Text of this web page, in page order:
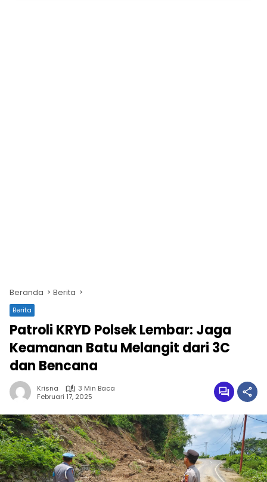
Beranda Berita
Berita
Patroli KRYD Polsek Lembar: Jaga
Keamanan Batu Melangit dari 3C
dan Bencana
Krisna
3 Min Baca
Februari 17, 2025